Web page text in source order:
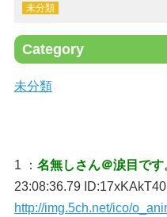
未分類
Category
未分類
1 ： 名無しさん＠涙目です
23:08:36.79
http://img.5ch.net/ico/